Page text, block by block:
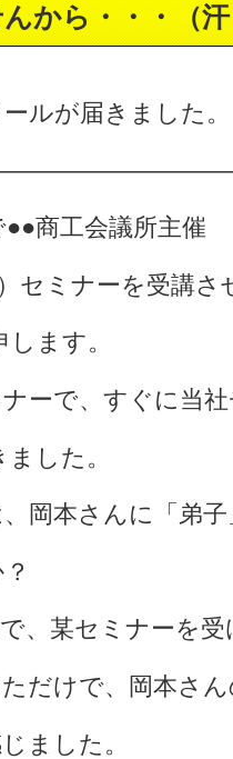
から・・・（
ルが届きました。
●●商工会議所主催
セミナーを受講さ
ます。
ーで、すぐに当
した。
岡本さんに「弟
、某セミナーを
だけで、岡本さ
ました。